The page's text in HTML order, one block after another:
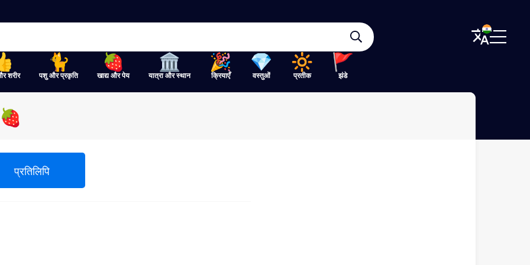
शरीर पशु और प्रकृति खाद्य और पेय यात्रा और स्थान क्रियाएँ वस्तुओं प्रतीक झंडे
प्रतिलिपि